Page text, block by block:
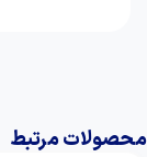
محصولات مرتبط